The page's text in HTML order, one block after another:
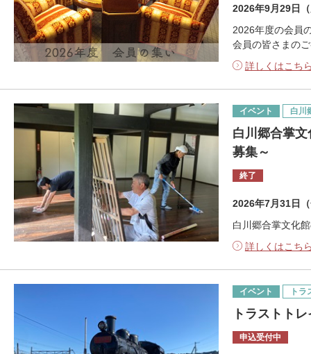
2026年9月29日
2026年度の会員
会員の皆さまの
詳しくはこち
イベント 白川
白川郷合掌
募集～
終了
2026年7月31日
白川郷合掌文化
詳しくはこち
イベント ト
トラストト
申込受付中